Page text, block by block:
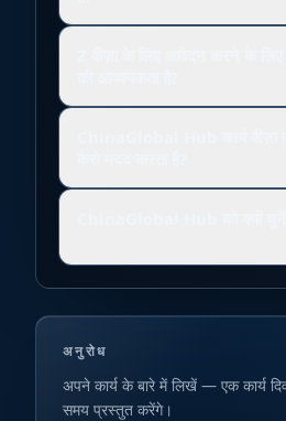
अनुरोध
अपने कार्य के बारे में लिखें — एक कार्य
समय प्रस्तुत करेंगे।